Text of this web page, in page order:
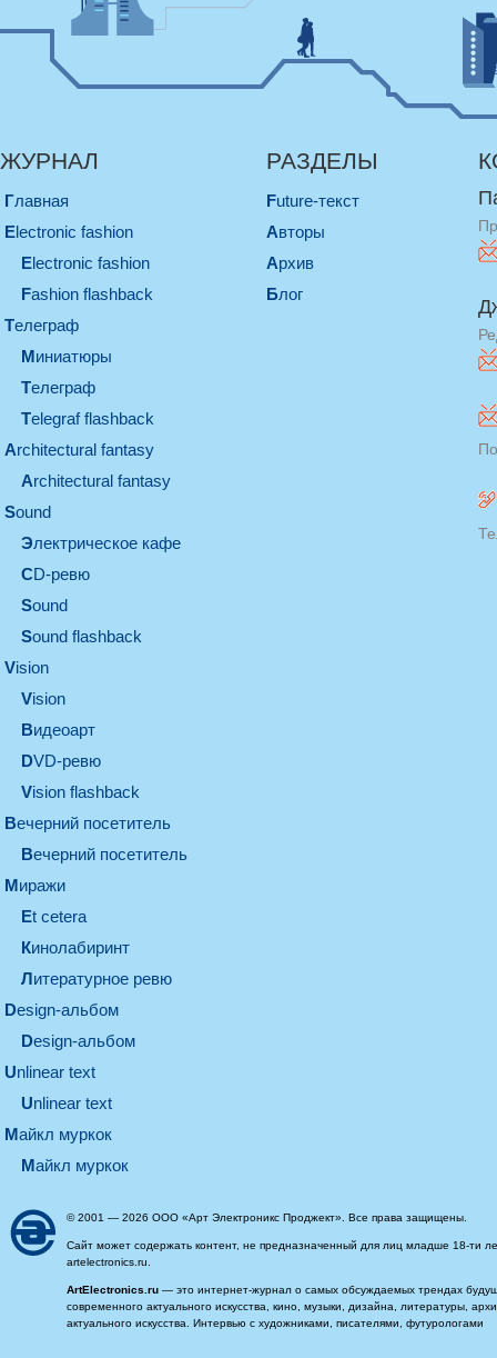
ЖУРНАЛ
Главная
electronic fashion
electronic fashion
Fashion flashback
телеграф
миниатюры
телеграф
Telegraf flashback
architectural fantasy
architectural fantasy
sound
электрическое кафе
CD-ревю
sound
Sound flashback
vision
vision
видеоарт
DVD-ревю
Vision flashback
вечерний посетитель
вечерний посетитель
миражи
et cetera
кинолабиринт
литературное ревю
design-альбом
design-альбом
unlinear text
Unlinear text
майкл муркок
майкл муркок
РАЗДЕЛЫ
Future-текст
Авторы
Архив
Блог
© 2001 — 2026 ООО «Арт Электроникс Проджект». Все права защищены.
Сайт может содержать контент, не предназначенный для лиц младше 18-ти
artelectronics.ru.
ArtElectronics.ru — это интернет-журнал о самых обсуждаемых трендах
современного актуального искусства, кино, музыки, дизайна, литературы,
актуального искусства. Интервью с художниками, писателями, футурологами